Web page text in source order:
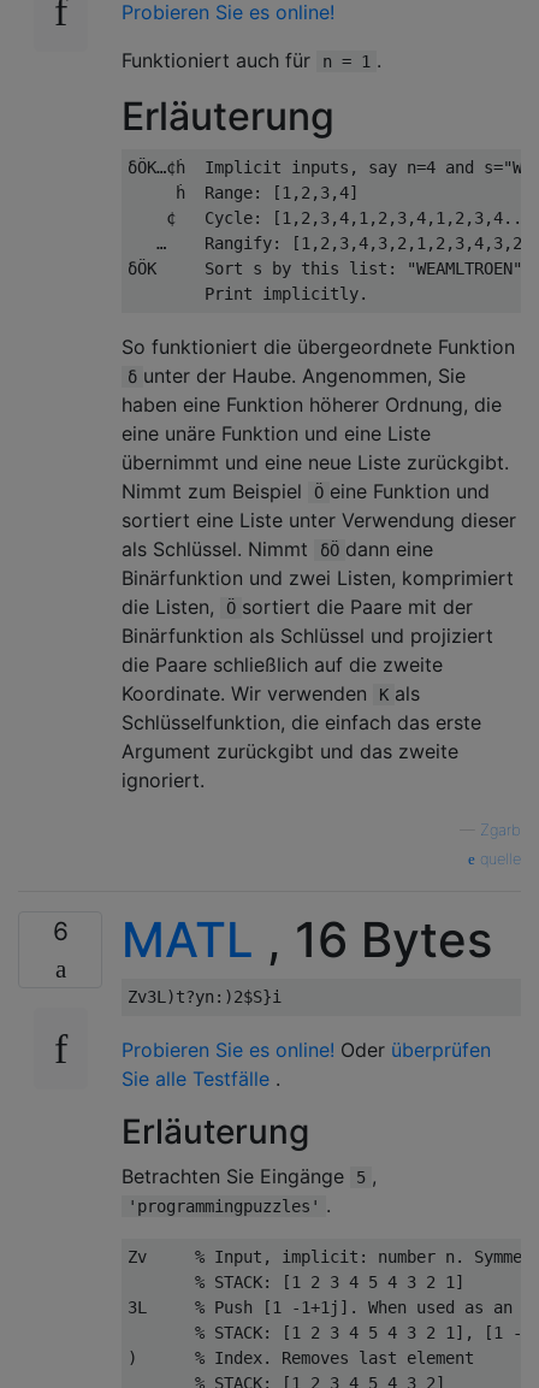
Probieren Sie es online!
Funktioniert auch für
n = 1 .
Erläuterung
δÖK…¢ḣ  Implicit inputs, say n=4 and
     ḣ  Range: [1,2,3,4]
    ¢   Cycle: [1,2,3,4,1,2,3,4,1,2,3,4..
…    Rangify:
δÖK     Sort s by this list: "WEAMLTROEN"
So funktioniert die übergeordnete Funktion
δ unter der Haube. Angenommen, Sie
haben eine Funktion höherer Ordnung, die
eine unäre Funktion und eine Liste
übernimmt und eine neue Liste zurückgibt.
Nimmt zum Beispiel
Ö eine Funktion und
sortiert eine Liste unter Verwendung dieser
als Schlüssel. Nimmt
δÖ dann eine
Binärfunktion und zwei Listen, komprimiert
die Listen,
Ö sortiert die Paare mit der
Binärfunktion als Schlüssel und projiziert
die Paare schließlich auf die zweite
Koordinate. Wir verwenden
K als
Schlüsselfunktion, die einfach das erste
Argument zurückgibt und das zweite
ignoriert.
Zgarb
quelle
6 MATL , 16 Bytes
Probieren Sie es online! Oder überprüfen
Sie alle Testfälle .
Erläuterung
Betrachten Sie Eingänge 5 ,
'programmingpuzzles' .
Zv     % Input, implicit: number n.
       % STACK: [1 2 3 4 5 4 3 2 1]
3L     % Push [1 -1+1j]. When used as an
% STACK: [1 2 3 4 5 4 3 2 1], [1 -
)      % Index. Removes last element
       % STACK: [1 2 3 4 5 4 3 2]